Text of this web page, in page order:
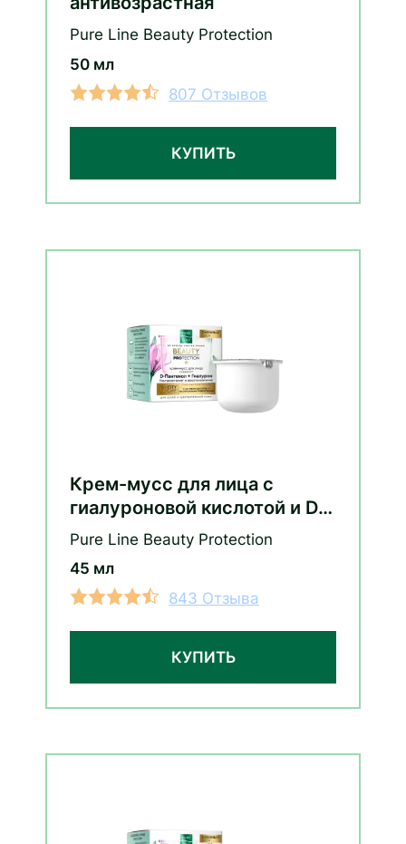
Pure Line Beauty Protection
50 мл
807 Отзывов
КУПИТЬ
Крем-мусс для лица с
гиалуроновой кислотой и D-
пантенолом (сменный блок)
Pure Line Beauty Protection
45 мл
843 Отзыва
КУПИТЬ